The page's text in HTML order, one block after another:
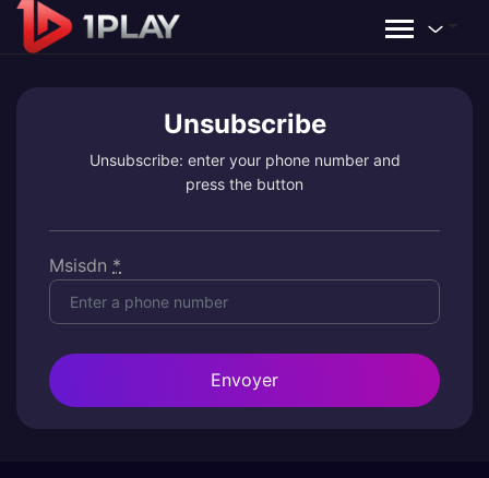
Unsubscribe
Unsubscribe: enter your phone number and
press the button
Msisdn *
Envoyer